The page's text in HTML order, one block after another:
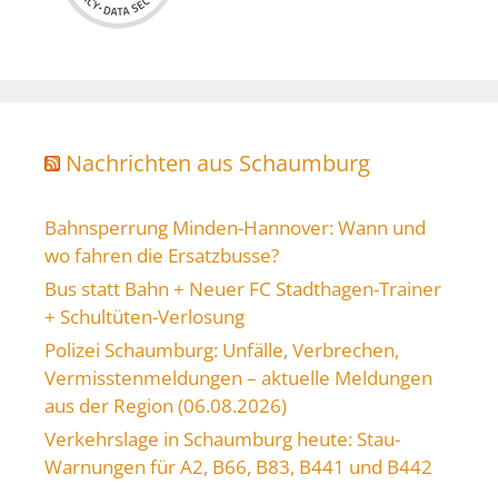
Nachrichten aus Schaumburg
Bahnsperrung Minden-Hannover: Wann und
wo fahren die Ersatzbusse?
Bus statt Bahn + Neuer FC Stadthagen-Trainer
+ Schultüten-Verlosung
Polizei Schaumburg: Unfälle, Verbrechen,
Vermisstenmeldungen – aktuelle Meldungen
aus der Region (06.08.2026)
Verkehrslage in Schaumburg heute: Stau-
Warnungen für A2, B66, B83, B441 und B442